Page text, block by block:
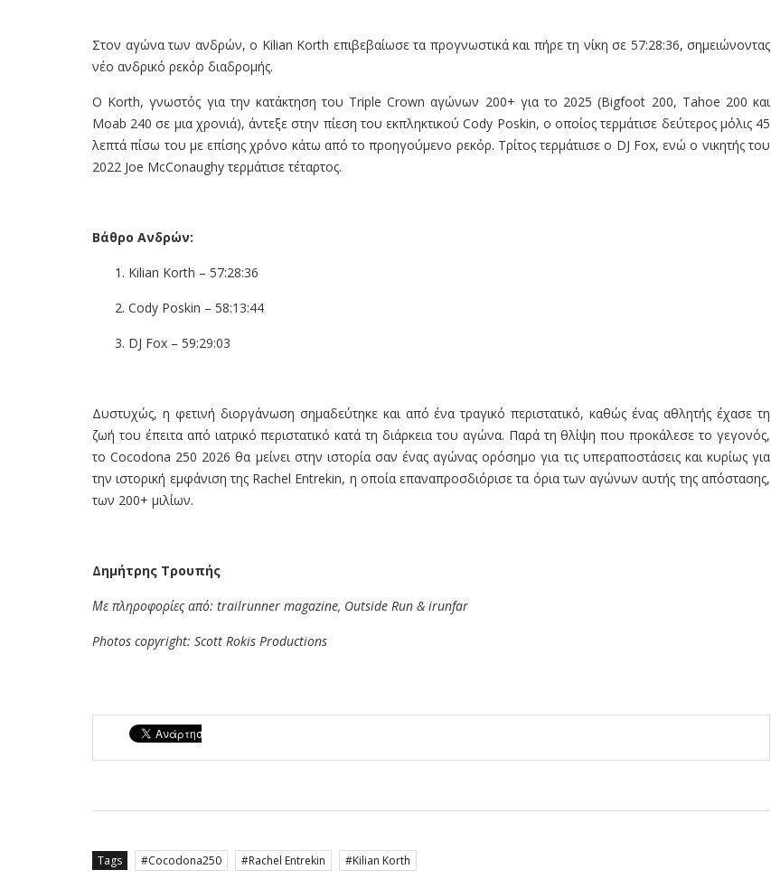
Στον αγώνα των ανδρών, ο Kilian Korth επιβεβαίωσε τα προγνωστικά και πήρε τη νίκη σε 57:28:36, σημειώνοντας
νέο ανδρικό ρεκόρ διαδρομής.
Ο Korth, γνωστός για την κατάκτηση του Triple Crown αγώνων 200+ για το 2025 (Bigfoot 200, Tahoe 200 και
Moab 240 σε μια χρονιά), άντεξε στην πίεση του εκπληκτικού Cody Poskin, ο οποίος τερμάτισε δεύτερος μόλις 45
λεπτά πίσω του με επίσης χρόνο κάτω από το προηγούμενο ρεκόρ. Τρίτος τερμάτιισε ο DJ Fox, ενώ ο νικητής του
2022 Joe McConaughy τερμάτισε τέταρτος.
Βάθρο Ανδρών:
Kilian Korth – 57:28:36
Cody Poskin – 58:13:44
DJ Fox – 59:29:03
Δυστυχώς, η φετινή διοργάνωση σημαδεύτηκε και από ένα τραγικό περιστατικό, καθώς ένας αθλητής έχασε τη
ζωή του έπειτα από ιατρικό περιστατικό κατά τη διάρκεια του αγώνα. Παρά τη θλίψη που προκάλεσε το γεγονός,
το Cocodona 250 2026 θα μείνει στην ιστορία σαν ένας αγώνας ορόσημο για τις υπεραποστάσεις και κυρίως για
την ιστορική εμφάνιση της Rachel Entrekin, η οποία επαναπροσδιόρισε τα όρια των αγώνων αυτής της απόστασης,
των 200+ μιλίων.
Δημήτρης Τρουπής
Με πληροφορίες από: trailrunner magazine, Outside Run & irunfar
Photos copyright: Scott Rokis Productions
Tags Cocodona250 Rachel Entrekin Kilian Korth